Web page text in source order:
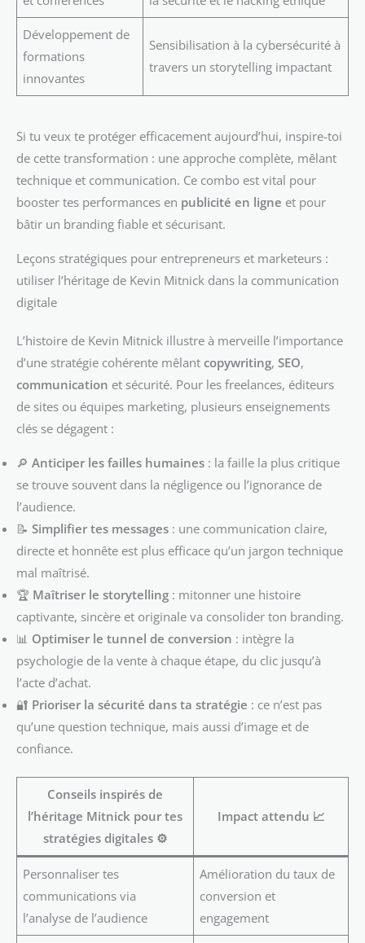
Développement de
formations
innovantes
Sensibilisation à la cybersécurité à
travers un storytelling impactant
Si tu veux te protéger efficacement aujourd’hui, inspire-toi
de cette transformation : une approche complète, mêlant
technique et communication. Ce combo est vital pour
booster tes performances en publicité en ligne et pour
bâtir un branding fiable et sécurisant.
Leçons stratégiques pour entrepreneurs et marketeurs :
utiliser l’héritage de Kevin Mitnick dans la communication
digitale
L’histoire de Kevin Mitnick illustre à merveille l’importance
d’une stratégie cohérente mêlant copywriting, SEO,
communication et sécurité. Pour les freelances, éditeurs
de sites ou équipes marketing, plusieurs enseignements
clés se dégagent :
🔎 Anticiper les failles humaines : la faille la plus critique
se trouve souvent dans la négligence ou l’ignorance de
l’audience.
📝 Simplifier tes messages : une communication claire,
directe et honnête est plus efficace qu’un jargon technique
mal maîtrisé.
🏆 Maîtriser le storytelling : mitonner une histoire
captivante, sincère et originale va consolider ton branding.
📊 Optimiser le tunnel de conversion : intègre la
psychologie de la vente à chaque étape, du clic jusqu’à
l’acte d’achat.
🔐 Prioriser la sécurité dans ta stratégie : ce n’est pas
qu’une question technique, mais aussi d’image et de
confiance.
Conseils inspirés de
l’héritage Mitnick pour tes
stratégies digitales ⚙️
Impact attendu 📈
Personnaliser tes
communications via
l’analyse de l’audience
Amélioration du taux de
conversion et
engagement